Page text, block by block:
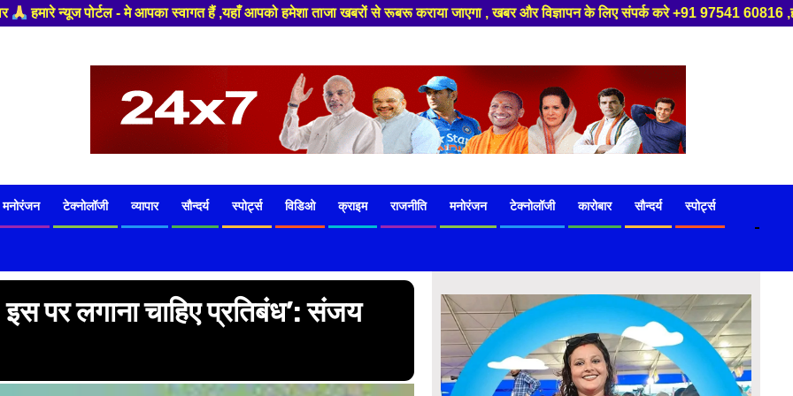
हमेशा ताजा खबरों से रूबरू कराया जाएगा , खबर और विज्ञापन के लिए संपर्क करे +91 97541 60816 ,हमारे यूट्यूब चैनल को सबस्क्राइब करें, साथ मे
मनोरंजन टेक्नोलॉजी व्यापार सौन्दर्य स्पोर्ट्स विडिओ क्राइम राजनीति मनोरंजन टेक्नोलॉजी कारोबार सौन्दर्य स्पोर्ट्स
-
पर लगाना चाहिए प्रतिबंध’: संजय